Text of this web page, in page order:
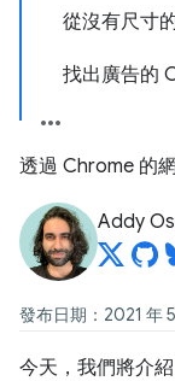
從沒有尺寸
找出廣告的
透過 Chrome 的
Addy
發布日期：2021 年 5
今天，我們將介